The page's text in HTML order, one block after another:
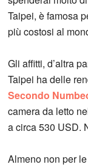
Taipei, è famosa
più costosi al
Gli affitti, d’altra
Taipei ha delle
Secondo
camera da letto
a circa 530 USD.
Almeno non per